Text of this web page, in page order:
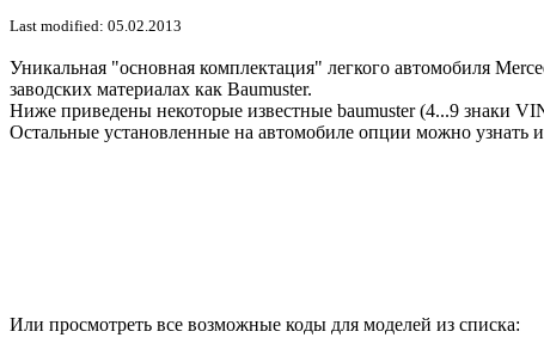
Last modified: 05.02.2013
Уникальная "основная комплектация" легкого автомобиля
заводских материалах как Baumuster.
Ниже приведены некоторые известные baumuster (4...9 знаки
Остальные установленные на автомобиле опции можно узнать
Или просмотреть все возможные коды для моделей из списка: